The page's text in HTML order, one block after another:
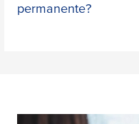
permanente?